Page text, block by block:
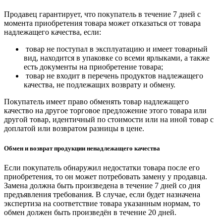
Продавец гарантирует, что покупатель в течение 7 дней с
момента приобретения товара может отказаться от товара
надлежащего качества, если:
товар не поступал в эксплуатацию и имеет товарный
вид, находится в упаковке со всеми ярлыками, а также
есть документы на приобретение товара;
товар не входит в перечень продуктов надлежащего
качества, не подлежащих возврату и обмену.
Покупатель имеет право обменять товар надлежащего
качество на другое торговое предложение этого товара или
другой товар, идентичный по стоимости или на иной товар с
доплатой или возвратом разницы в цене.
Обмен и возврат продукции ненадлежащего качества
Если покупатель обнаружил недостатки товара после его
приобретения, то он может потребовать замену у продавца.
Замена должна быть произведена в течение 7 дней со дня
предъявления требования. В случае, если будет назначена
экспертиза на соответствие товара указанным нормам, то
обмен должен быть произведён в течение 20 дней.